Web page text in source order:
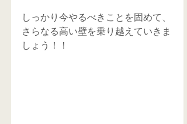
しっかり今やるべきことを固めて、
さらなる高い壁を乗り越えていきま
しょう！！